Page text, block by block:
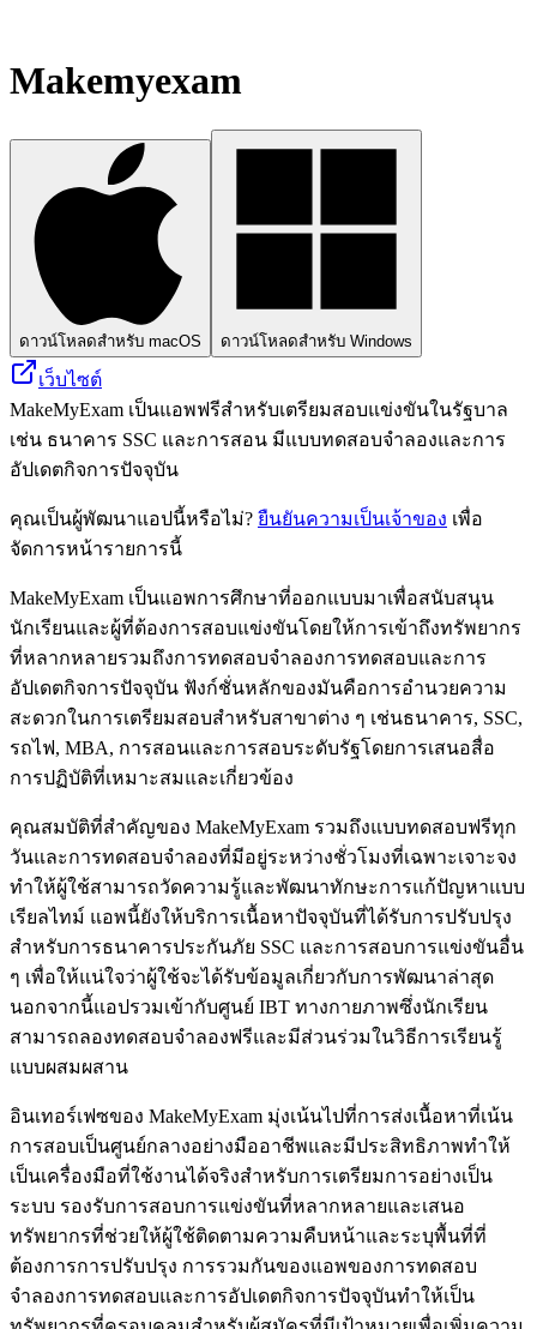
Makemyexam
ดาวน์โหลดสำหรับ macOS ดาวน์โหลดสำหรับ Windows
เว็บไซต์
MakeMyExam เป็นแอพฟรีสำหรับเตรียมสอบแข่งขันในรัฐบาล
เช่น ธนาคาร SSC และการสอน มีแบบทดสอบจำลองและการ
อัปเดตกิจการปัจจุบัน
คุณเป็นผู้พัฒนาแอปนี้หรือไม่? ยืนยันความเป็นเจ้าของ เพื่อ
จัดการหน้ารายการนี้
MakeMyExam เป็นแอพการศึกษาที่ออกแบบมาเพื่อสนับสนุน
นักเรียนและผู้ที่ต้องการสอบแข่งขันโดยให้การเข้าถึงทรัพยากร
ที่หลากหลายรวมถึงการทดสอบจำลองการทดสอบและการ
อัปเดตกิจการปัจจุบัน ฟังก์ชั่นหลักของมันคือการอำนวยความ
สะดวกในการเตรียมสอบสำหรับสาขาต่าง ๆ เช่นธนาคาร, SSC,
รถไฟ, MBA, การสอนและการสอบระดับรัฐโดยการเสนอสื่อ
การปฏิบัติที่เหมาะสมและเกี่ยวข้อง
คุณสมบัติที่สำคัญของ MakeMyExam รวมถึงแบบทดสอบฟรีทุก
วันและการทดสอบจำลองที่มีอยู่ระหว่างชั่วโมงที่เฉพาะเจาะจง
ทำให้ผู้ใช้สามารถวัดความรู้และพัฒนาทักษะการแก้ปัญหาแบบ
เรียลไทม์ แอพนี้ยังให้บริการเนื้อหาปัจจุบันที่ได้รับการปรับปรุง
สำหรับการธนาคารประกันภัย SSC และการสอบการแข่งขันอื่น
ๆ เพื่อให้แน่ใจว่าผู้ใช้จะได้รับข้อมูลเกี่ยวกับการพัฒนาล่าสุด
นอกจากนี้แอปรวมเข้ากับศูนย์ IBT ทางกายภาพซึ่งนักเรียน
สามารถลองทดสอบจำลองฟรีและมีส่วนร่วมในวิธีการเรียนรู้
แบบผสมผสาน
อินเทอร์เฟซของ MakeMyExam มุ่งเน้นไปที่การส่งเนื้อหาที่เน้น
การสอบเป็นศูนย์กลางอย่างมืออาชีพและมีประสิทธิภาพทำให้
เป็นเครื่องมือที่ใช้งานได้จริงสำหรับการเตรียมการอย่างเป็น
ระบบ รองรับการสอบการแข่งขันที่หลากหลายและเสนอ
ทรัพยากรที่ช่วยให้ผู้ใช้ติดตามความคืบหน้าและระบุพื้นที่ที่
ต้องการการปรับปรุง การรวมกันของแอพของการทดสอบ
จำลองการทดสอบและการอัปเดตกิจการปัจจุบันทำให้เป็น